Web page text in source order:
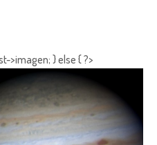
>imagen; } else { ?>